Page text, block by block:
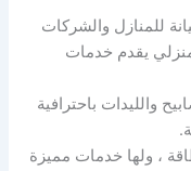
للمنازل والشركات
يقدم خدمات
والليدات باحترافية
، ولها خدمات مميزة